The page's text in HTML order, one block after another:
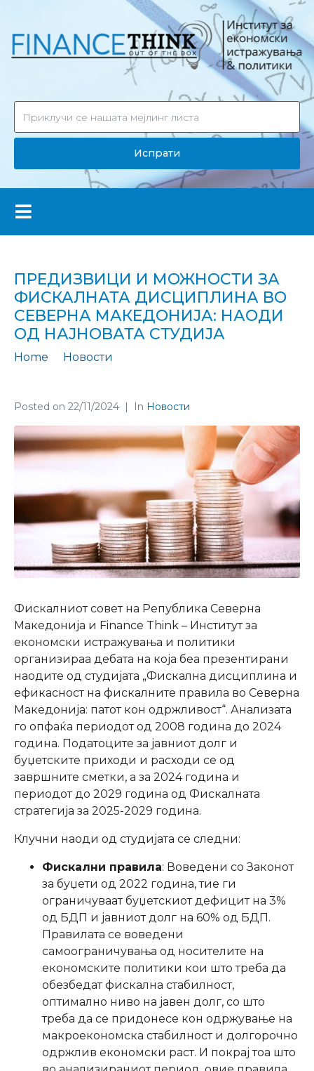
Испрати
ПРЕДИЗВИЦИ И МОЖНОСТИ ЗА
ФИСКАЛНАТА ДИСЦИПЛИНА ВО
СЕВЕРНА МАКЕДОНИЈА: НАОДИ
ОД НАЈНОВАТА СТУДИЈА
Home
Новости
Posted on 22/11/2024 In Новости
Фискалниот совет на Република Северна
Македонија и Finance Think – Институт за
економски истражувања и политики
организираа дебата на која беа презентирани
наодите од студијата „Фискална дисциплина и
ефикасност на фискалните правила во Северна
Македонија: патот кон одржливост“. Анализата
го опфаќа периодот од 2008 година до 2024
година. Податоците за јавниот долг и
буџетските приходи и расходи се од
завршните сметки, а за 2024 година и
периодот до 2029 година од Фискалната
стратегија за 2025-2029 година.
Клучни наоди од студијата се следни:
Фискални правила: Воведени со Законот
за буџети од 2022 година, тие ги
ограничуваат буџетскиот дефицит на 3%
од БДП и јавниот долг на 60% од БДП.
Правилата се воведени
самоограничувања од носителите на
економските политики кои што треба да
обезбедат фискална стабилност,
оптимално ниво на јавен долг, со што
треба да се придонесе кон одржување на
макроекономска стабилност и долгорочно
одржлив економски раст. И покрај тоа што